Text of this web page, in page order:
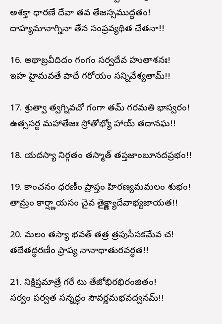
అశక్తా ధారణే దేవా తవ తేజస్సముద్ధతం!
దాహ్యమానాగ్నినా తేన సంప్రవ్యథిత చేతనా!!
16. అథాబ్రవీదిదం గంగం సర్వదేవ హుతాశనః!
ఇహ హైమవతే పాదే గర్భోయం సన్నివేశ్యతామ్!!
17. శ్రుత్వా త్వగ్నివచో గంగా తమ్ గర్భమతి భాస్వరం!
ఉత్ససర్జ మహాతేజః స్రోతోభ్యో హాయ్ తదానఘ!!
18. యదస్యా నిర్గతం తస్మాత్ తప్తజాంబూనదప్రభం!!
19. కాంచనం ధరణీం ప్రాప్తం హిరణ్యమమలం శుభం!
తామ్రం కార్ష్ణాయసం చైవ తైక్ష్ణ్యాదేవాభ్యజాయత!!
20. మలం తస్యా భవత్ తత్ర త్రపుసీసకమేవ చ!
తదేతద్ధరణీం ప్రాప్య నానాధాతురవర్ధత!!
21. నిక్షిప్తమాత్రే గర్భే టు తేజోభిరభిరంజితం!
సర్వం పర్వత సన్నద్ధం సౌవర్ణమభవద్వనమ్!!